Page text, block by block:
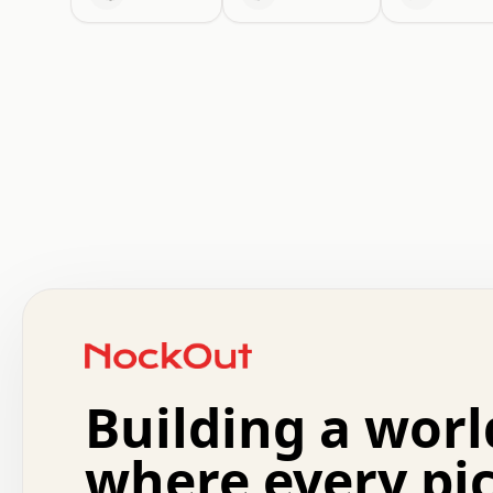
.   +   .   .   o   .   .   .   .   .   .   :   .
.   .   .   o   .   .   .   .   .   .   .   .   x   .
.   .   .   .   +   .   .   .   .   .   .   .   +
.   :   .   .   .   .   .   .   .   .   o   .   .
.   .   .   x   .   .   .   .   .   .   :   .   .   o
Building a